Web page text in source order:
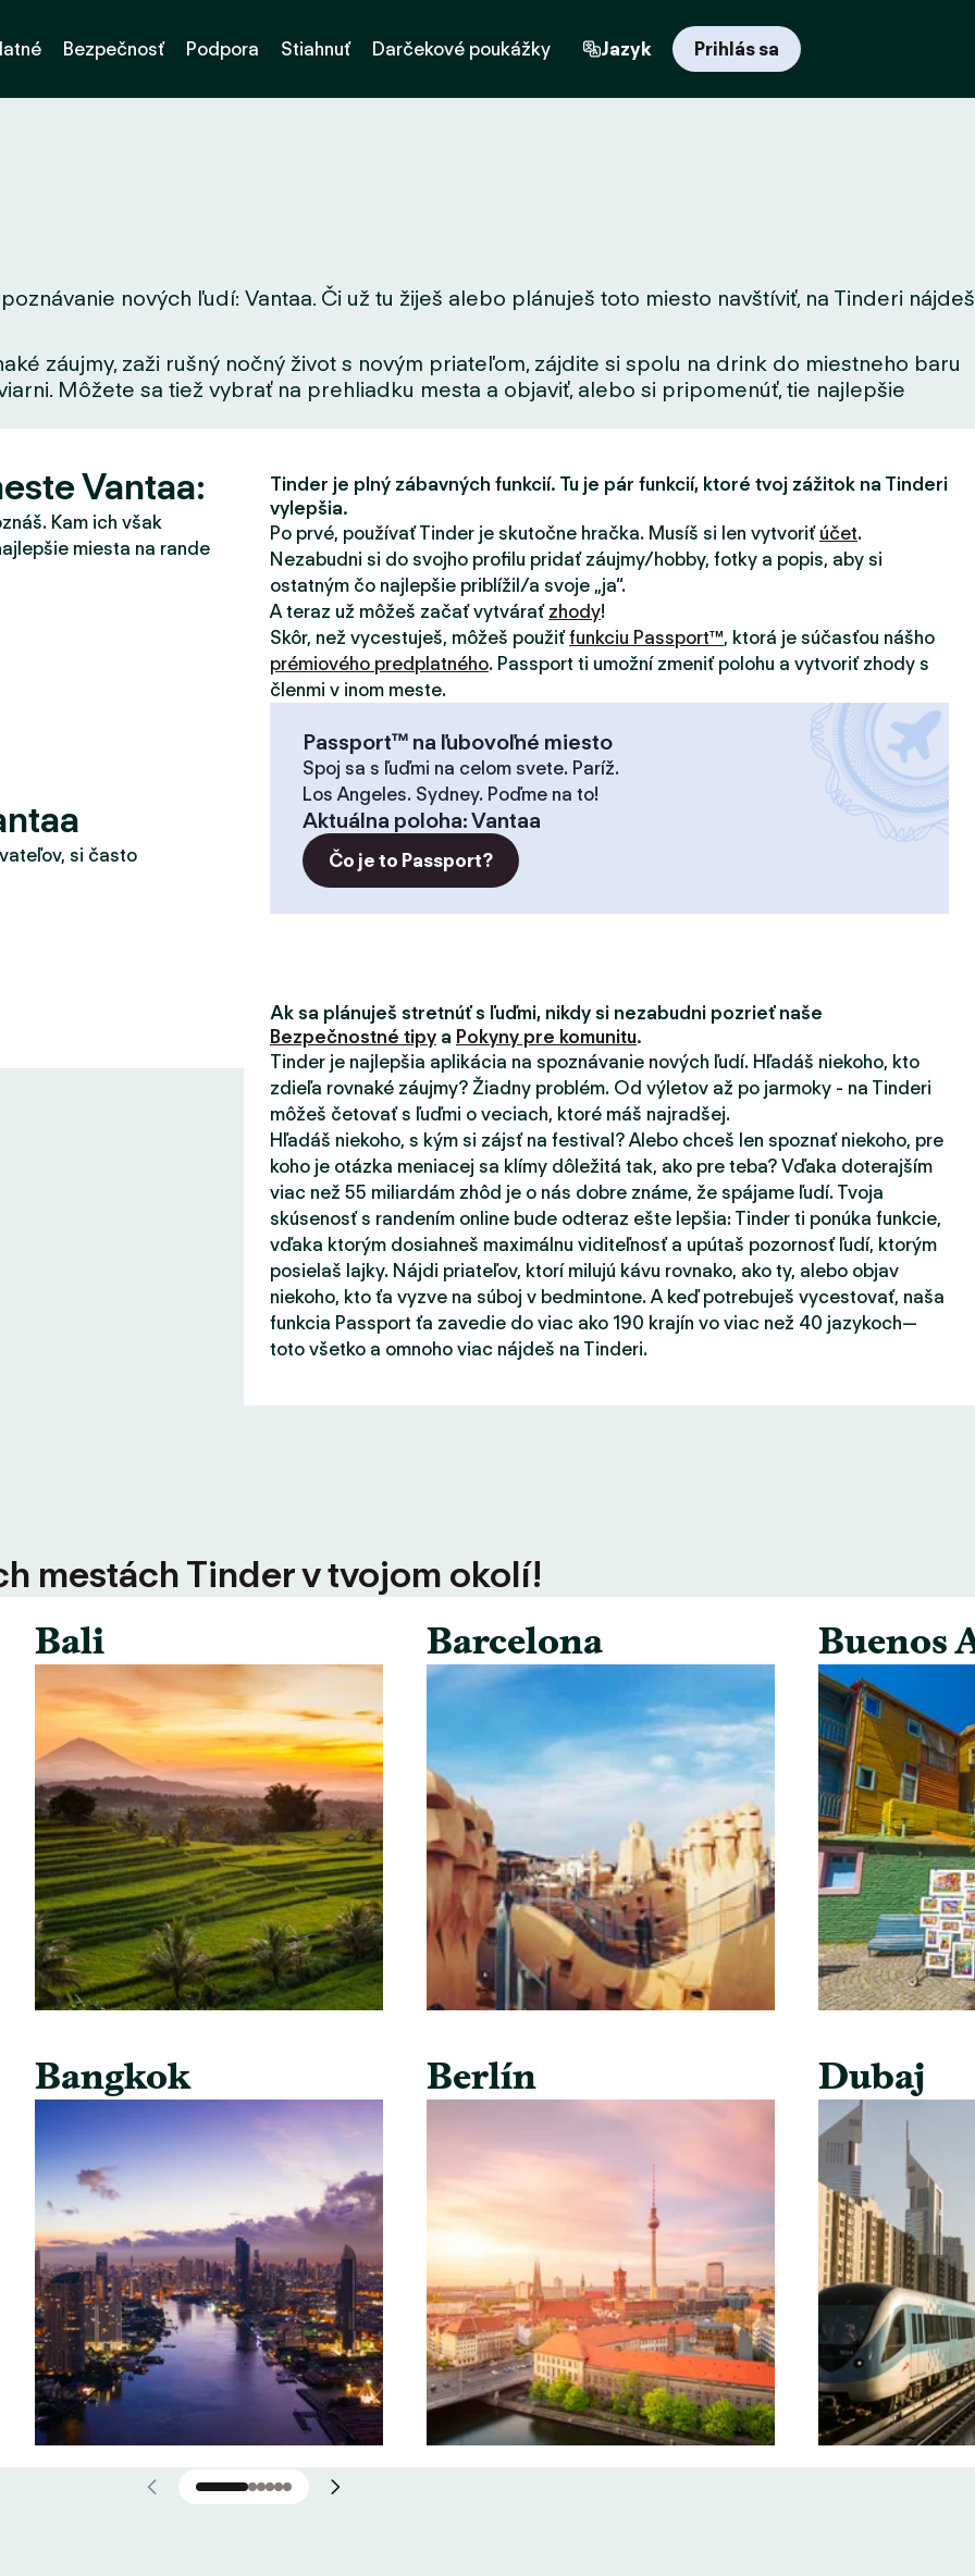
Bezpečnosť Podpora Stiahnuť Darčekové poukážky Jazyk Prihlás sa
nových ľudí: Vantaa. Či už tu žiješ alebo plánuješ toto miesto navštíviť, na Tinderi nájdeš
záujmy, zaži rušný nočný život s novým priateľom, zájdite si spolu na drink do miestneho baru
Môžete sa tiež vybrať na prehliadku mesta a objaviť, alebo si pripomenúť, tie najlepšie
Vantaa:
Kam ich však
miesta na rande
si často
Tinder je plný zábavných funkcií. Tu je pár funkcií, ktoré tvoj zážitok na Tinderi
vylepšia.
Po prvé, používať Tinder je skutočne hračka. Musíš si len vytvoriť účet.
Nezabudni si do svojho profilu pridať záujmy/hobby, fotky a popis, aby si
ostatným čo najlepšie priblížil/a svoje „ja“.
A teraz už môžeš začať vytvárať zhody!
Skôr, než vycestuješ, môžeš použiťfunkciu Passport™, ktorá je súčasťou nášho
prémiového predplatného. Passport ti umožní zmeniť polohu a vytvoriť zhody s
členmi v inom meste.
Passport™ na ľubovoľné miesto
Spoj sa s ľuďmi na celom svete. Paríž.
Los Angeles. Sydney. Poďme na to!
Aktuálna poloha:Vantaa
Čo je to Passport?
Ak sa plánuješ stretnúť s ľuďmi, nikdy si nezabudni pozrieť naše
Bezpečnostné tipy a Pokyny pre komunitu.
Tinder je najlepšia aplikácia na spoznávanie nových ľudí. Hľadáš niekoho, kto
zdieľa rovnaké záujmy? Žiadny problém. Od výletov až po jarmoky - na Tinderi
môžeš četovať s ľuďmi o veciach, ktoré máš najradšej.
Hľadáš niekoho, s kým si zájsť na festival? Alebo chceš len spoznať niekoho, pre
koho je otázka meniacej sa klímy dôležitá tak, ako pre teba? Vďaka doterajším
viac než 55 miliardám zhôd je o nás dobre známe, že spájame ľudí. Tvoja
skúsenosť s randením online bude odteraz ešte lepšia: Tinder ti ponúka funkcie,
vďaka ktorým dosiahneš maximálnu viditeľnosť a upútaš pozornosť ľudí, ktorým
posielaš lajky. Nájdi priateľov, ktorí milujú kávu rovnako, ako ty, alebo objav
niekoho, kto ťa vyzve na súboj v bedmintone. A keď potrebuješ vycestovať, naša
funkcia Passport ťa zavedie do viac ako 190 krajín vo viac než 40 jazykoch—
toto všetko a omnoho viac nájdeš na Tinderi.
mestách Tinder v tvojom okolí!
Bali
Bangkok
Barcelona
Berlín
Buenos
Dubaj